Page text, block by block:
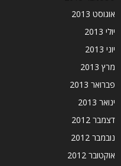
אוגוסט 2013
יולי 2013
יוני 2013
מרץ 2013
פברואר 2013
ינואר 2013
דצמבר 2012
נובמבר 2012
אוקטובר 2012